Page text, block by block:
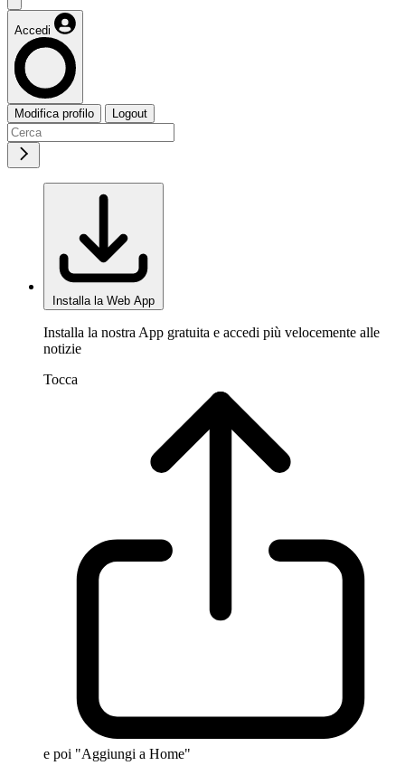
Accedi
Modifica profilo Logout
Installa la Web App
Installa la nostra App gratuita e accedi più velocemente alle
notizie
Tocca
e poi "Aggiungi a Home"